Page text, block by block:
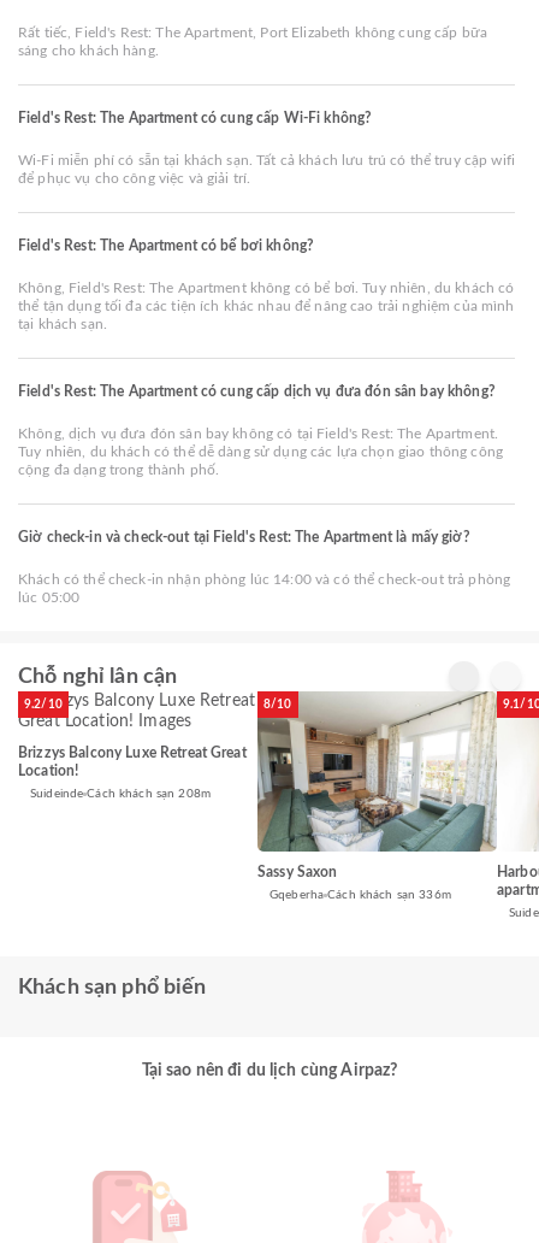
Rất tiếc, Field's Rest: The Apartment, Port Elizabeth không cung cấp bữa
sáng cho khách hàng.
Field's Rest: The Apartment có cung cấp Wi-Fi không?
Wi-Fi miễn phí có sẵn tại khách sạn. Tất cả khách lưu trú có thể truy cập wifi
để phục vụ cho công việc và giải trí.
Field's Rest: The Apartment có bể bơi không?
Không, Field's Rest: The Apartment không có bể bơi. Tuy nhiên, du khách có
thể tận dụng tối đa các tiện ích khác nhau để nâng cao trải nghiệm của mình
tại khách sạn.
Field's Rest: The Apartment có cung cấp dịch vụ đưa đón sân bay không?
Không, dịch vụ đưa đón sân bay không có tại Field's Rest: The Apartment.
Tuy nhiên, du khách có thể dễ dàng sử dụng các lựa chọn giao thông công
cộng đa dạng trong thành phố.
Giờ check-in và check-out tại Field's Rest: The Apartment là mấy giờ?
Khách có thể check-in nhận phòng lúc 14:00 và có thể check-out trả phòng
lúc 05:00
Chỗ nghỉ lân cận
9.2/10
Brizzys Balcony Luxe Retreat Great
Location!
Suideinde Cách khách sạn 208m
8/10
Sassy Saxon
Gqeberha Cách khách sạn 336m
9.1/
Khách sạn phổ biến
Tại sao nên đi du lịch cùng Airpaz?